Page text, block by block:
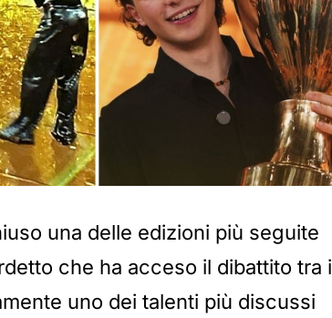
una delle edizioni più seguite
che ha acceso il dibattito tra i
uno dei talenti più discussi